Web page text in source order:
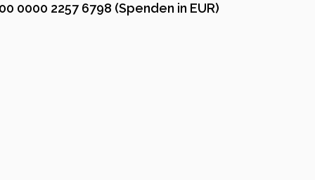
0000 2257 6798 (Spenden in EUR)